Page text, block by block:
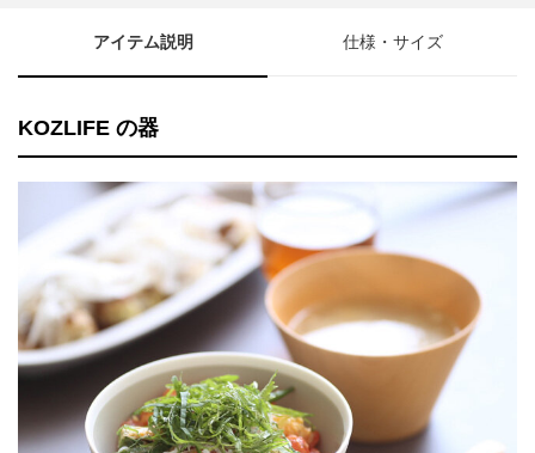
アイテム説明 仕様・サイズ
KOZLIFE の器